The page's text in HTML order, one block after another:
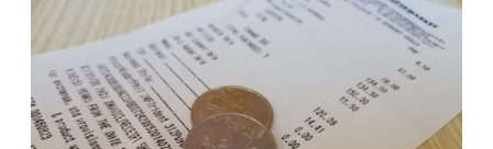
1.1.
1-1.海
外の消
費税制
度